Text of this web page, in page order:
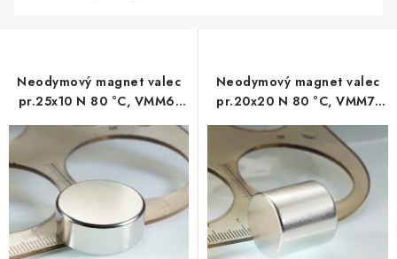
Neodymový magnet valec
pr.25x10 N 80 °C, VMM6-
N40
Neodymový magnet valec
pr.20x20 N 80 °C, VMM7-
N42